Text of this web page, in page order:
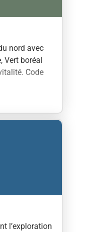
nord avec
Vert boréal
Code
l’exploration